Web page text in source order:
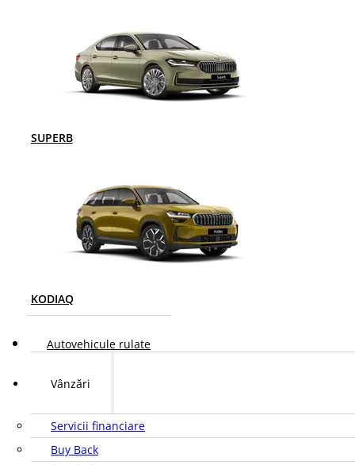
SUPERB
KODIAQ
Autovehicule rulate
Vânzări
Servicii financiare
Buy Back